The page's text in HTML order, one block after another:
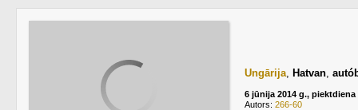
Ungārija, Hatvan,
6 jūnija 2014 g., piektdiena
Autors: 266-60